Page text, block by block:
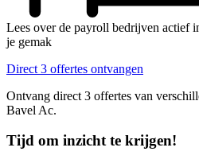
Lees over de payroll bedrijven actief
je gemak
Direct 3 offertes ontvangen
Ontvang direct 3 offertes van
Bavel Ac.
Tijd om inzicht te krijgen!